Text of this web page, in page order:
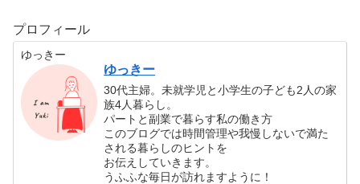
プロフィール
ゆっきー
ゆっきー
30代主婦。未就学児と小学生の子ども2人の家
族4人暮らし。
パートと副業で暮らす私の働き方
このブログでは時間管理や我慢しないで満た
される暮らしのヒントを
お伝えしていきます。
うふふな毎日が訪れますように！